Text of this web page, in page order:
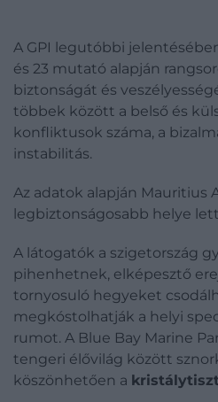
A GPI legutóbbi
és 23 mutató alapján
biztonságát és
többek között a belső és
konfliktusok száma, a
instabilitás.
Az adatok alapján Mauritius
legbiztonságosabb helye
A látogatók a szigetország
pihenhetnek, elképesztő
tornyosuló hegyeket
megkóstolhatják a helyi
rumot. A Blue Bay Marine
tengeri élővilág között
köszönhetően a